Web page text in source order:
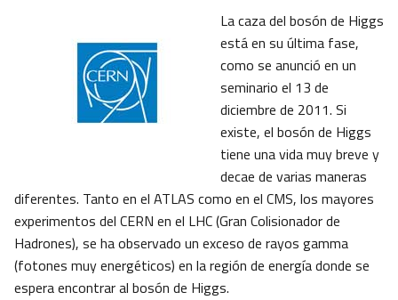
La caza del bosón de Higgs
está en su última fase,
como se anunció en un
seminario el 13 de
diciembre de 2011. Si
existe, el bosón de Higgs
tiene una vida muy breve y
decae de varias maneras
diferentes. Tanto en el ATLAS como en el CMS, los mayores
experimentos del CERN en el LHC (Gran Colisionador de
Hadrones), se ha observado un exceso de rayos gamma
(fotones muy energéticos) en la región de energía donde se
espera encontrar al bosón de Higgs.